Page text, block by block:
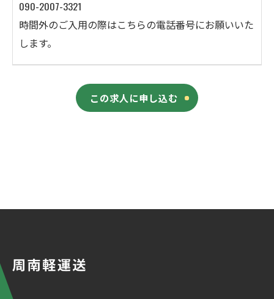
090-2007-3321
時間外のご入用の際はこちらの電話番号にお願いいた
します。
この求人に申し込む